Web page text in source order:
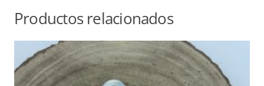
Productos relacionados